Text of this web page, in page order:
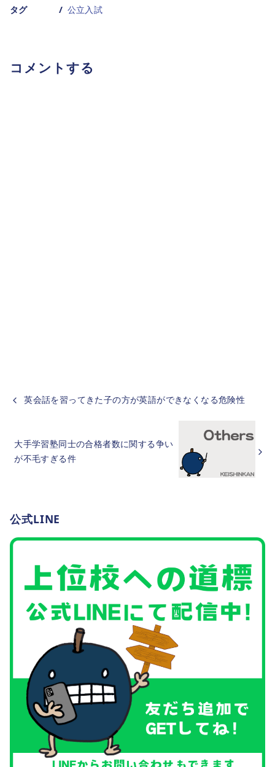
タグ
公立入試
コメントする
英会話を習ってきた子の方が英語ができなくなる危険性
大手学習塾同士の合格者数に関する争い
が不毛すぎる件
公式LINE